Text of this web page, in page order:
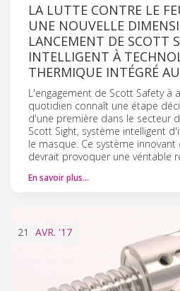
LA LUTTE CONTRE LE
UNE NOUVELLE
LANCEMENT DE SCOTT
INTELLIGENT À
THERMIQUE INTÉGRÉ
L'engagement de Scott Safety à
quotidien connaît une étape
d'une première dans le secteur
Scott Sight, système intelligent
le masque. Ce système
devrait provoquer une véritable
En savoir plus…
21 AVR. '17